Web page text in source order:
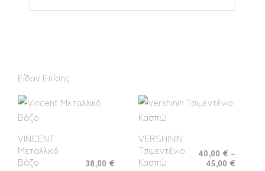
Είδαν Επίσης
VINCENT
Μεταλλικό
Βάζο
38,00 €
VERSHININ
Τσιμεντένιο
Κασπώ
40,00 € –
45,00 €
Αυτό
το
έχει
πολλές